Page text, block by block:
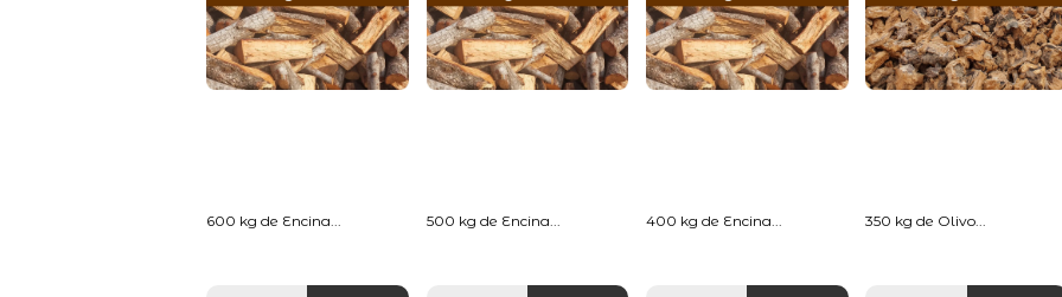
600 kg de Encina... 500 kg de Encina... 400 kg de Encina... 350 kg de Olivo...